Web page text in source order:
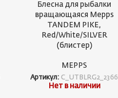
Блесна для рыбалки
вращающаяся Mepps
TANDEM PIKE,
Red/White/SILVER
(блистер)
MEPPS
Артикул: C_UTBLRG2_2366
Нет в наличии